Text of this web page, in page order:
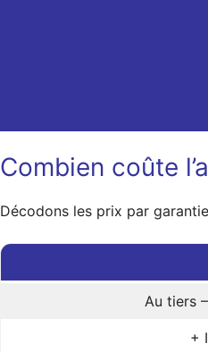
Combien coûte
Décodons les prix par
Au tiers
+